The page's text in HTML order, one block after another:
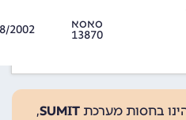
סאסא
13870
2002
בחסות מערכת SUMIT
,